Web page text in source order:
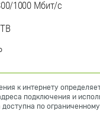
1000 Мбит/с
к интернету
подключения и
доступна по